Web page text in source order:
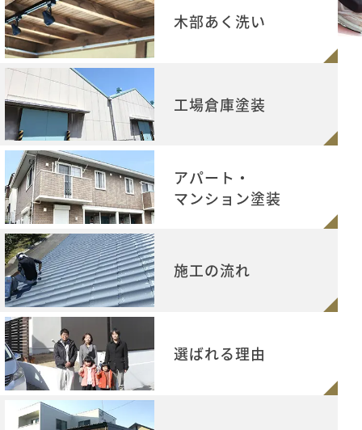
木部あく洗い
工場倉庫塗装
アパート・
マンション塗装
施工の流れ
選ばれる理由